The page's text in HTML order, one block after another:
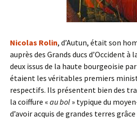
Nicolas Rolin, d’Autun, était son
auprès des Grands ducs d’Occident à
deux issus de la haute bourgeoisie
étaient les véritables premiers
respectifs. Ils présentent bien des
la coiffure « au bol » typique du
d’avoir acquis de grandes terres